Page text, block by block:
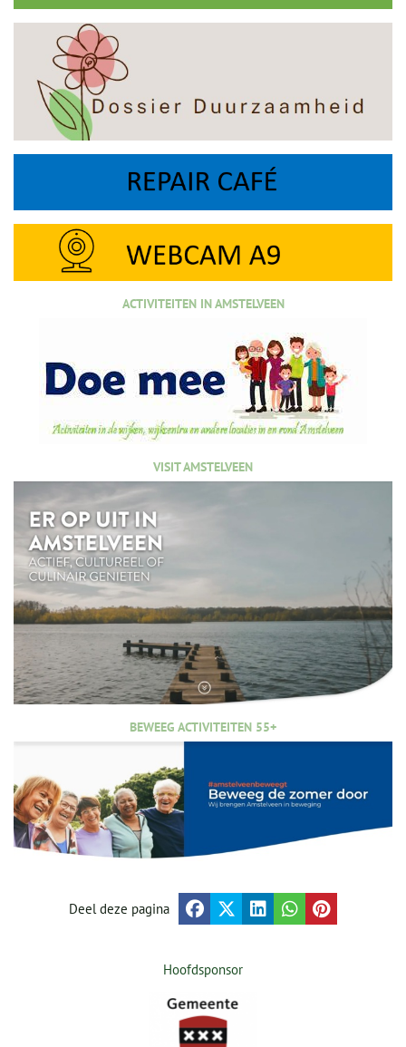
ACTIVITEITEN IN AMSTELVEEN
VISIT AMSTELVEEN
BEWEEG ACTIVITEITEN 55+
Deel deze pagina
Hoofdsponsor